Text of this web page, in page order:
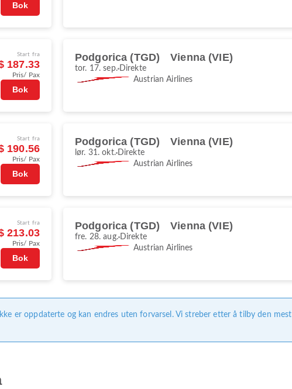
Bok
Start fra
187.33
Pris/ Pax
Bok
Podgorica (TGD) Vienna (VIE)
tor. 17. sep. Direkte
Austrian Airlines
Start fra
190.56
Pris/ Pax
Bok
Podgorica (TGD) Vienna (VIE)
lør. 31. okt. Direkte
Austrian Airlines
Start fra
213.03
Pris/ Pax
Bok
Podgorica (TGD) Vienna (VIE)
fre. 28. aug. Direkte
Austrian Airlines
er oppdaterte og kan endres uten forvarsel. Vi streber etter å tilby den mest